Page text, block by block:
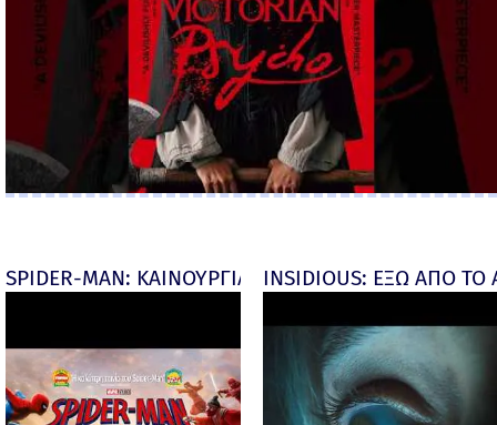
SPIDER-MAN: ΚΑΙΝΟΥΡΓΙΑ ΜΕΡΑ (Spider-Man:
INSIDIOUS: ΕΞΩ ΑΠΟ